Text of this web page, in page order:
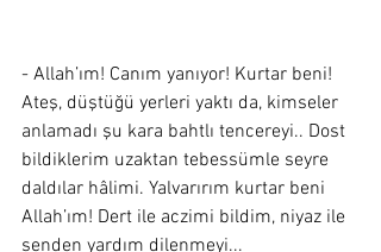
- Allah’ım! Canım yanıyor! Kurtar beni!
Ateş, düştüğü yerleri yaktı da, kimseler
anlamadı şu kara bahtlı tencereyi.. Dost
bildiklerim uzaktan tebessümle seyre
daldılar hâlimi. Yalvarırım kurtar beni
Allah’ım! Dert ile aczimi bildim, niyaz ile
senden yardım dilenmeyi...